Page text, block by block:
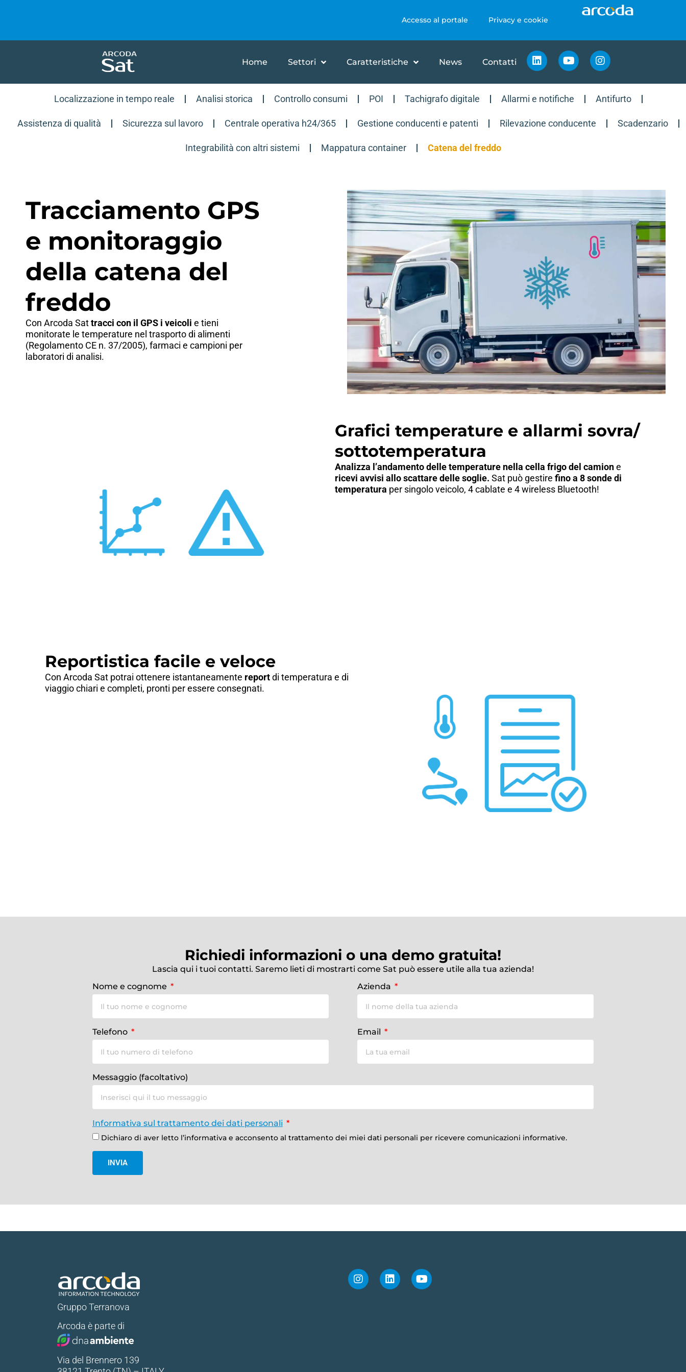
Accesso al portale Privacy e cookie
Home Settori Caratteristiche News Contatti
Localizzazione in tempo reale Analisi storica Controllo consumi POI Tachigrafo digitale Allarmi e notifiche Antifurto
Assistenza di qualità Sicurezza sul lavoro Centrale operativa h24/365 Gestione conducenti e patenti Rilevazione conducente Scadenzario
Integrabilità con altri sistemi Mappatura container Catena del freddo
Tracciamento GPS
e monitoraggio
della catena del
freddo
Con Arcoda Sattracci con il GPS i veicoli e tieni
monitorate le temperature nel trasporto di alimenti
(Regolamento CE n. 37/2005), farmaci e campioni per
laboratori di analisi.
Grafici temperature e allarmi sovra/
sottotemperatura
Analizza l’andamento delle temperature nella cella frigo del camione
ricevi avvisi allo scattare delle soglie. Sat può gestire fino a 8 sonde di
temperatura per singolo veicolo, 4 cablate e 4 wireless Bluetooth!
Reportistica facile e veloce
Con Arcoda Sat potrai ottenere istantaneamente reportdi temperatura e di
viaggio chiari e completi, pronti per essere consegnati.
Richiedi informazioni o una demo gratuita!
Lascia qui i tuoi contatti. Saremo lieti di mostrarti come Sat può essere utile alla tua azienda!
Nome e cognome
Azienda
Telefono Email
Messaggio (facoltativo)
Informativa sul trattamento dei dati personali
Dichiaro di aver letto l’informativa e acconsento al trattamento dei miei dati personali per ricevere comunicazioni informative.
INVIA
Gruppo Terranova
Via del Brennero 139
Arcoda è parte di